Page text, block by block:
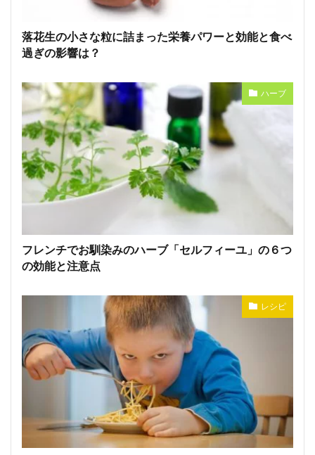
落花生の小さな粒に詰まった栄養パワーと効能と食べ
過ぎの影響は？
ハーブ
フレンチでお馴染みのハーブ「セルフィーユ」の６つ
の効能と注意点
レシピ